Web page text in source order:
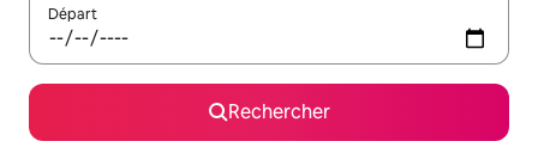
Départ
Rechercher